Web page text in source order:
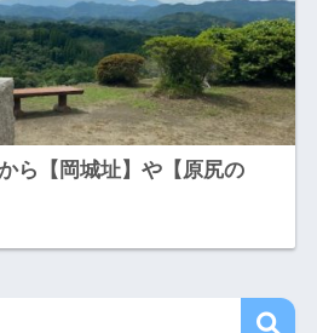
ら【岡城址】や【原尻の